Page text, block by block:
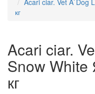
Acari ciar. Vet A`Dog
кг
Acari ciar.
Snow White
кг